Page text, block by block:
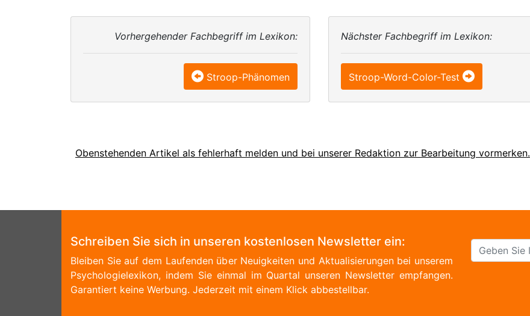
Vorhergehender Fachbegriff im Lexikon:
Stroop-Phänomen
Nächster Fachbegriff im Lexikon:
Stroop-Word-Color-Test
Obenstehenden Artikel als fehlerhaft melden und bei unserer Redaktion zur Bearbeitung vormerken.
Schreiben Sie sich in unseren kostenlosen Newsletter ein:
Bleiben Sie auf dem Laufenden über Neuigkeiten und Aktualisierungen bei unserem
Psychologielexikon, indem Sie einmal im Quartal unseren Newsletter empfangen.
Garantiert keine Werbung. Jederzeit mit einem Klick abbestellbar.